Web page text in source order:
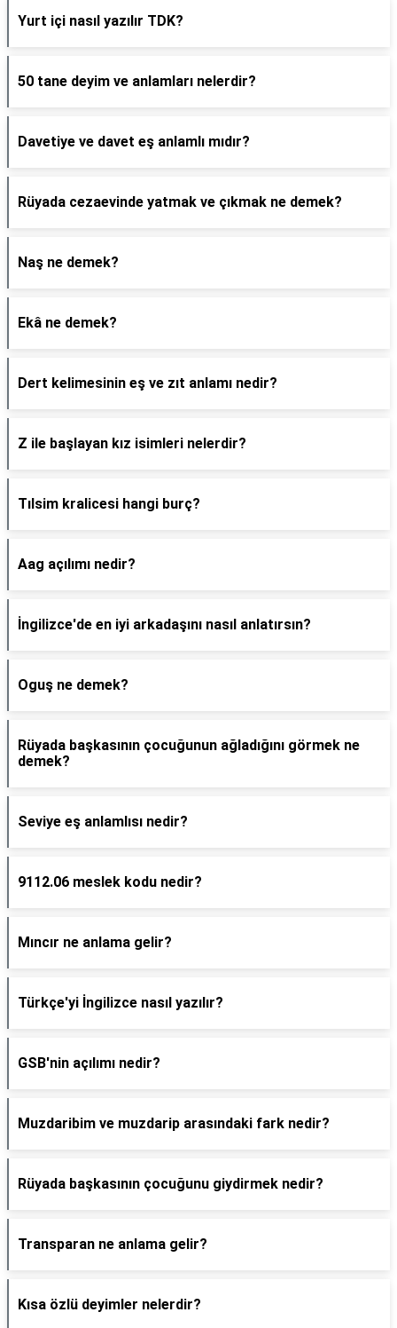
Yurt içi nasıl yazılır TDK?
50 tane deyim ve anlamları nelerdir?
Davetiye ve davet eş anlamlı mıdır?
Rüyada cezaevinde yatmak ve çıkmak ne demek?
Naş ne demek?
Ekâ ne demek?
Dert kelimesinin eş ve zıt anlamı nedir?
Z ile başlayan kız isimleri nelerdir?
Tılsim kralicesi hangi burç?
Aag açılımı nedir?
İngilizce'de en iyi arkadaşını nasıl anlatırsın?
Oguş ne demek?
Rüyada başkasının çocuğunun ağladığını görmek ne
demek?
Seviye eş anlamlısı nedir?
9112.06 meslek kodu nedir?
Mıncır ne anlama gelir?
Türkçe'yi İngilizce nasıl yazılır?
GSB'nin açılımı nedir?
Muzdaribim ve muzdarip arasındaki fark nedir?
Rüyada başkasının çocuğunu giydirmek nedir?
Transparan ne anlama gelir?
Kısa özlü deyimler nelerdir?